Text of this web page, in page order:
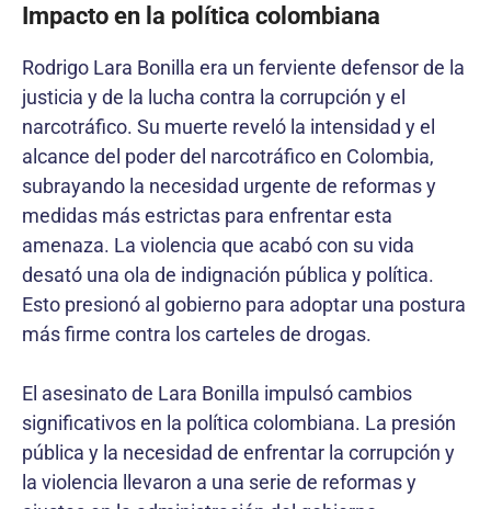
Impacto en la política colombiana
Rodrigo Lara Bonilla era un ferviente defensor de la
justicia y de la lucha contra la corrupción y el
narcotráfico. Su muerte reveló la intensidad y el
alcance del poder del narcotráfico en Colombia,
subrayando la necesidad urgente de reformas y
medidas más estrictas para enfrentar esta
amenaza. La violencia que acabó con su vida
desató una ola de indignación pública y política.
Esto presionó al gobierno para adoptar una postura
más firme contra los carteles de drogas.
El asesinato de Lara Bonilla impulsó cambios
significativos en la política colombiana. La presión
pública y la necesidad de enfrentar la corrupción y
la violencia llevaron a una serie de reformas y